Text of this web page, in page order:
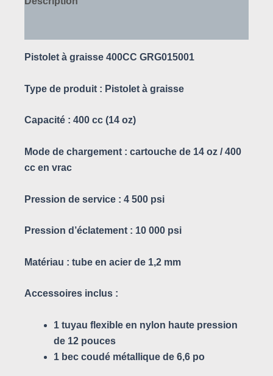
Pistolet à graisse 400CC GRG015001
Type de produit : Pistolet à graisse
Capacité : 400 cc (14 oz)
Mode de chargement : cartouche de 14 oz / 400
cc en vrac
Pression de service : 4 500 psi
Pression d’éclatement : 10 000 psi
Matériau : tube en acier de 1,2 mm
Accessoires inclus :
1 tuyau flexible en nylon haute pression
de 12 pouces
1 bec coudé métallique de 6,6 po